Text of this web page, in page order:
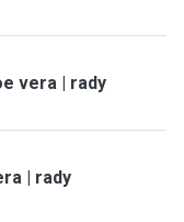
vera | rady
| rady